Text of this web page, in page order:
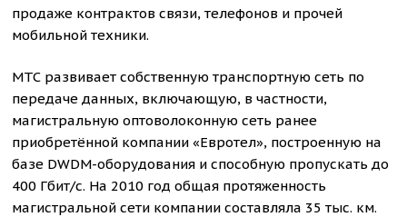
продаже контрактов связи, телефонов и прочей
мобильной техники.
МТС развивает собственную транспортную сеть по
передаче данных, включающую, в частности,
магистральную оптоволоконную сеть ранее
приобретённой компании «Евротел», построенную на
базе DWDM-оборудования и способную пропускать до
400 Гбит/с. На 2010 год общая протяженность
магистральной сети компании составляла 35 тыс. км.